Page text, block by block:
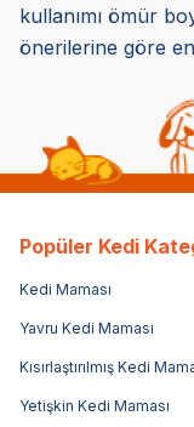
kullanımı ömür
önerilerine göre
Popüler Kedi
Kedi Maması
Yavru Kedi Maması
Kısırlaştırılmış Kedi
Yetişkin Kedi Maması